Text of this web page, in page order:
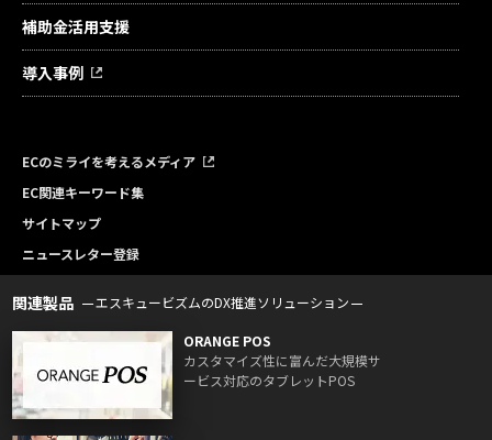
補助金活用支援
導入事例
ECのミライを考えるメディア
EC関連キーワード集
サイトマップ
ニュースレター登録
関連製品 エスキュービズムのDX推進ソリューション
ORANGE POS
カスタマイズ性に富んだ大規模サ
ービス対応のタブレットPOS